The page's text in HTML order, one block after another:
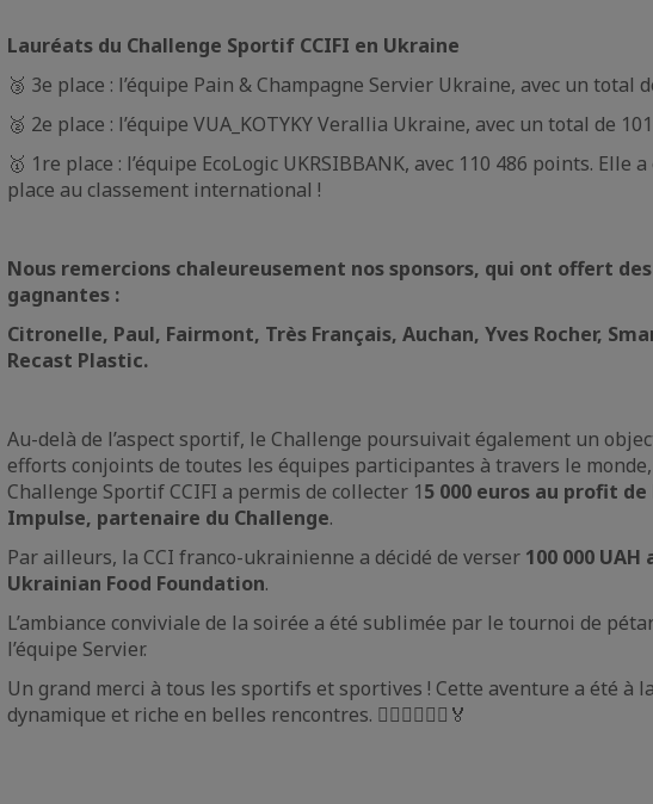
Lauréats du Challenge Sportif CCIFI en Ukraine
🥉 3e place : l’équipe Pain & Champagne Servier Ukraine, avec un total
🥈 2e place : l’équipe VUA_KOTYKY Verallia Ukraine, avec un total de
🥇 1re place : l’équipe EcoLogic UKRSIBBANK, avec 110 486 points. Elle
place au classement international !
Nous remercions chaleureusement nos sponsors, qui ont offert
gagnantes :
Citronelle, Paul, Fairmont, Très Français, Auchan, Yves Rocher,
Recast Plastic.
Au-delà de l’aspect sportif, le Challenge poursuivait également un
efforts conjoints de toutes les équipes participantes à travers le monde,
Challenge Sportif CCIFI a permis de collecter 15 000 euros au profit
Impulse, partenaire du Challenge.
Par ailleurs, la CCI franco-ukrainienne a décidé de verser 100 000
Ukrainian Food Foundation.
L’ambiance conviviale de la soirée a été sublimée par le tournoi de
l’équipe Servier.
Un grand merci à tous les sportifs et sportives ! Cette aventure a été à
dynamique et riche en belles rencontres. 🚴‍♀️🏃‍♂️🏊‍♀️🏅